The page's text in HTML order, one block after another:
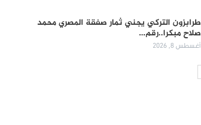
طرابزون التركي يجني ثمار صفقة المصري محمد
صلاح مبكرا..رقم…
أغسطس 8, 2026